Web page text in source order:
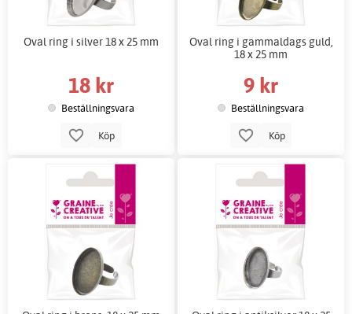
Oval ring i silver 18 x 25 mm
18 kr
Beställningsvara
Köp
Oval ring i gammaldags guld,
18 x 25 mm
9 kr
Beställningsvara
Köp